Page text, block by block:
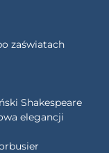
zaświatach
Shakespeare
elegancji